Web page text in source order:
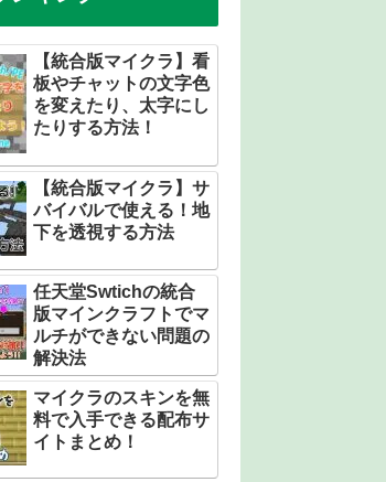
【統合版マイクラ】看
板やチャットの文字色
を変えたり、太字にし
たりする方法！
【統合版マイクラ】サ
バイバルで使える！地
下を透視する方法
任天堂Swtichの統合
版マインクラフトでマ
ルチができない問題の
解決法
マイクラのスキンを無
料で入手できる配布サ
イトまとめ！